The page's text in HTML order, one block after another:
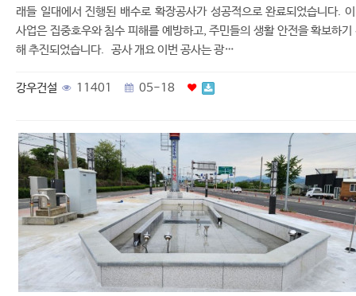
래들 일대에서 진행된 배수로 확장공사가 성공적으로 완료되었습니다.
사업은 집중호우와 침수 피해를 예방하고, 주민들의 생활 안전을 확보하기
해 추진되었습니다. 공사 개요 이번 공사는 광…
강우건설 11401 05-18